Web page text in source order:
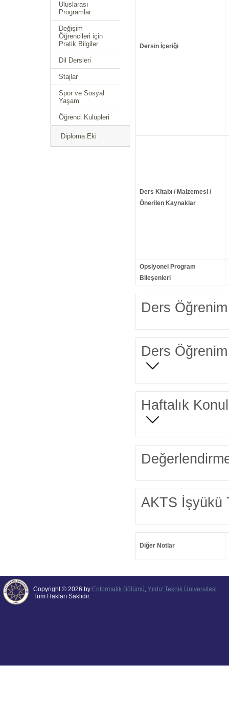
Uluslarası
Programlar
Değişim
Öğrencileri için
Pratik Bilgiler
Dil Dersleri
Stajlar
Spor ve Sosyal
Yaşam
Öğrenci Kulüpleri
Diploma Eki
Dersin İçeriği
Ders Kitabı / Malzemesi /
Önerilen Kaynaklar
Opsiyonel Program
Bileşenleri
Ders Öğrenim
Ders Öğrenim
Haftalık
AKTS İşyükü
Diğer Notlar
Copyright © 2026 by Enformatik Bölümü, Yıldız Teknik Üniversitesi
Tüm Hakları Saklıdır.